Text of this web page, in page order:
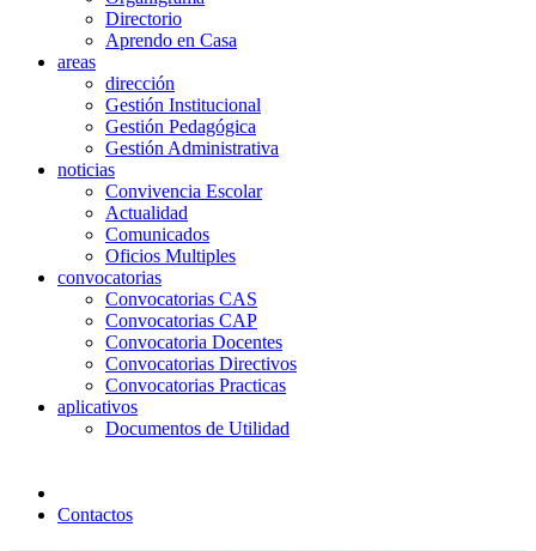
Directorio
Aprendo en Casa
areas
dirección
Gestión Institucional
Gestión Pedagógica
Gestión Administrativa
noticias
Convivencia Escolar
Actualidad
Comunicados
Oficios Multiples
convocatorias
Convocatorias CAS
Convocatorias CAP
Convocatoria Docentes
Convocatorias Directivos
Convocatorias Practicas
aplicativos
Documentos de Utilidad
Contactos